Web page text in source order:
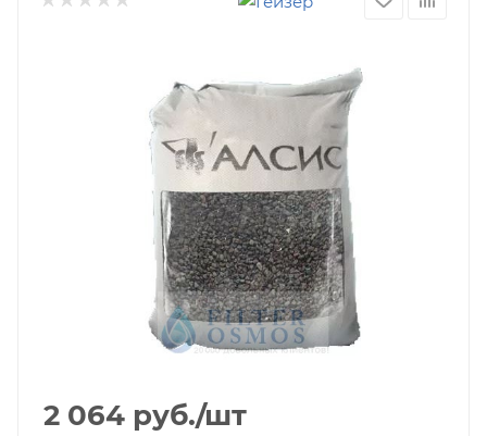
2 064 руб./шт